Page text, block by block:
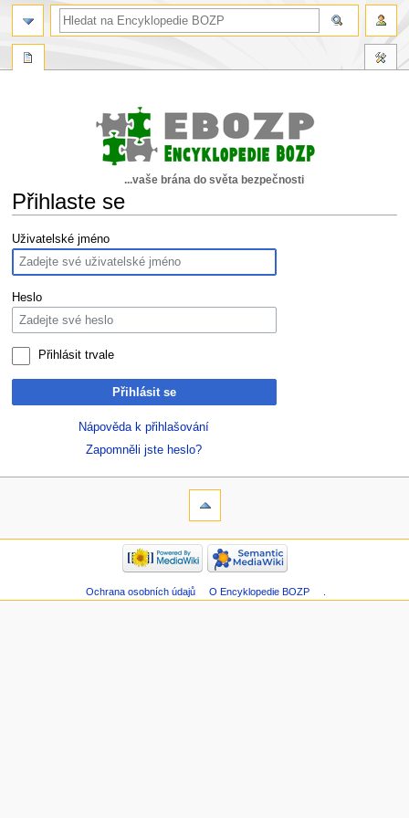
...vaše brána do světa bezpečnosti
Přihlaste se
Skočit
na
navigaci
Skočit
na
vyhledávání
Uživatelské jméno
Heslo
Přihlásit trvale
Přihlásit se
Nápověda k přihlašování
Zapomněli jste heslo?
Ochrana osobních údajů O Encyklopedie BOZP